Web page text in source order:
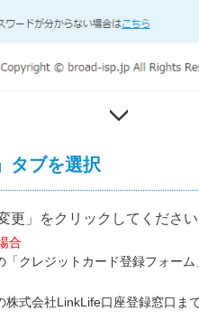
タブを選択
更」をクリックしてください
合
「クレジットカード登録フォー
式会社LinkLife口座登録窓口ま